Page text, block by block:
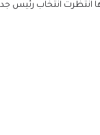
انتظرت انتخاب رئيس